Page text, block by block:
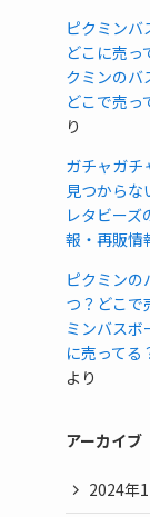
ピクミン
どこに売っ
クミンのバ
どこで売っ
り
ガチャガチ
見つからな
レタビー
報・再販情
ピクミンの
つ？どこで
ミンバスボ
に売ってる
より
アーカイブ
2024年